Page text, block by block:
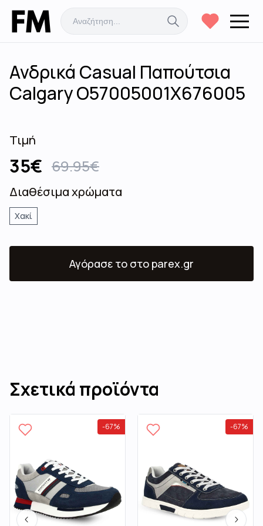
Ανδρικά Casual Παπούτσια
Calgary Ο57005001Χ676005
Τιμή
35€ 69.95€
Διαθέσιμα χρώματα
Χακί
Αγόρασε το στο parex.gr
Σχετικά προϊόντα
-67% -67%